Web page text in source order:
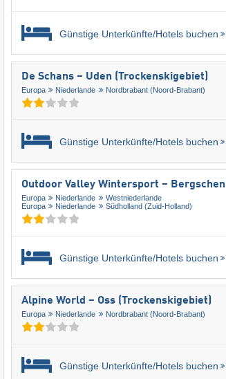
Günstige Unterkünfte/Hotels buchen
De Schans – Uden (Trockenskigebiet)
Europa Niederlande Nordbrabant (Noord-Brabant)
Günstige Unterkünfte/Hotels buchen
Outdoor Valley Wintersport –
Europa Niederlande
Westniederlande
Europa
Niederlande Südholland (Zuid-Holland)
Günstige Unterkünfte/Hotels buchen
Alpine World – Oss (Trockenskigebiet)
Europa Niederlande Nordbrabant (Noord-Brabant)
Günstige Unterkünfte/Hotels buchen